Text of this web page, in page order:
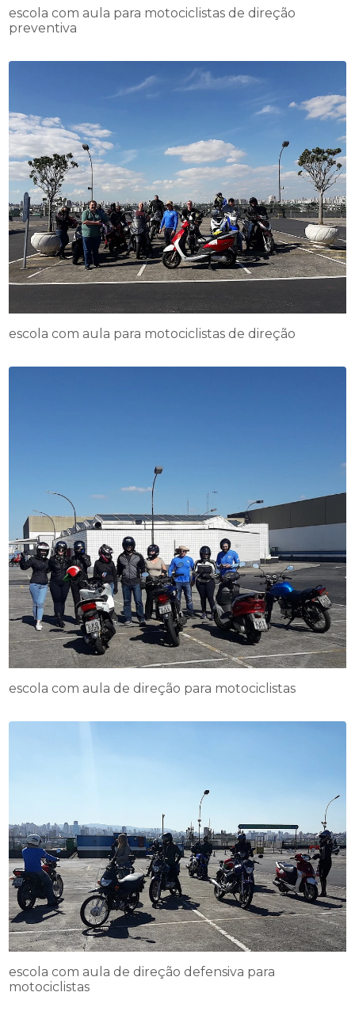
escola com aula para motociclistas de direção
preventiva
escola com aula para motociclistas de direção
escola com aula de direção para motociclistas
escola com aula de direção defensiva para
motociclistas